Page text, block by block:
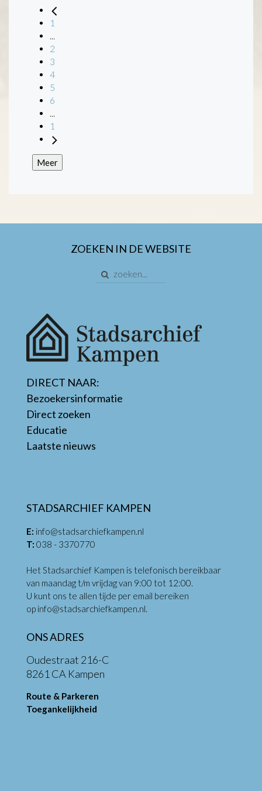
1
...
2
3
4
5
6
...
1
Meer
ZOEKEN IN DE WEBSITE
DIRECT NAAR:
Bezoekersinformatie
Direct zoeken
Educatie
Laatste nieuws
STADSARCHIEF KAMPEN
E: info@stadsarchiefkampen.nl
T: 038 - 3370770
Het Stadsarchief Kampen is telefonisch bereikbaar
van maandag t/m vrijdag van 9:00 tot 12:00.
U kunt ons te allen tijde per email bereiken
op info@stadsarchiefkampen.nl.
ONS ADRES
Oudestraat 216-C
8261 CA Kampen
Route & Parkeren
Toegankelijkheid